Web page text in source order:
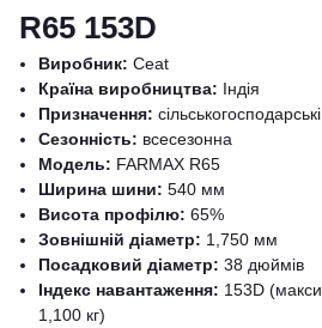
R65 153D
Виробник: Ceat
Країна виробництва: Індія
Призначення:
Сезонність: всесезонна
Модель: FARMAX R65
Ширина шини: 540 мм
Висота профілю: 65%
Зовнішній діаметр: 1,750 мм
Посадковий діаметр: 38 дюймів
Індекс навантаження: 153D
1,100 кг)